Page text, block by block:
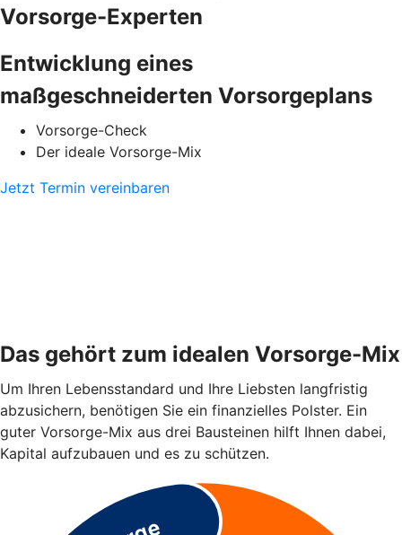
Vorsorge-Experten
Entwicklung eines
maßgeschneiderten Vorsorgeplans
Vorsorge-Check
Der ideale Vorsorge-Mix
Jetzt Termin vereinbaren
Das gehört zum idealen Vorsorge-Mix
Um Ihren Lebensstandard und Ihre Liebsten langfristig
abzusichern, benötigen Sie ein finanzielles Polster. Ein
guter Vorsorge-Mix aus drei Bausteinen hilft Ihnen dabei,
Kapital aufzubauen und es zu schützen.